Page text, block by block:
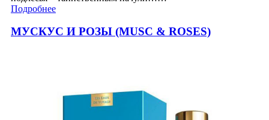
Подробнее
МУСКУС И РОЗЫ (MUSC & ROSES)